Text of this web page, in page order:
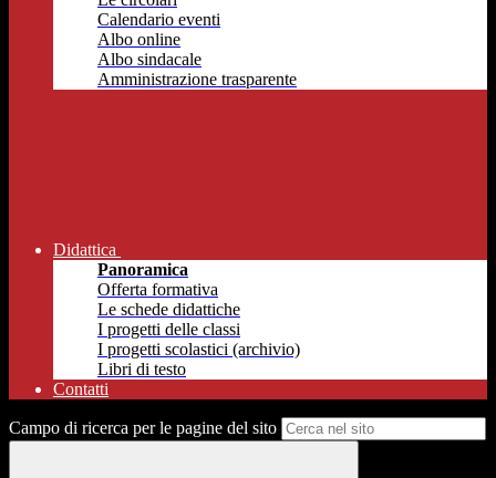
Calendario eventi
Albo online
Albo sindacale
Amministrazione trasparente
Didattica
Panoramica
Offerta formativa
Le schede didattiche
I progetti delle classi
I progetti scolastici (archivio)
Libri di testo
Contatti
Campo di ricerca per le pagine del sito